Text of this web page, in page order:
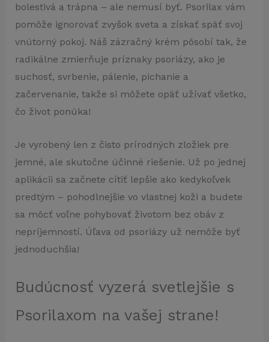
bolestivá a trápna – ale nemusí byť. Psorilax vám
pomôže ignorovať zvyšok sveta a získať späť svoj
vnútorný pokoj. Náš zázračný krém pôsobí tak, že
radikálne zmierňuje príznaky psoriázy, ako je
suchosť, svrbenie, pálenie, pichanie a
začervenanie, takže si môžete opäť užívať všetko,
čo život ponúka!
Je vyrobený len z čisto prírodných zložiek pre
jemné, ale skutočne účinné riešenie. Už po jednej
aplikácii sa začnete cítiť lepšie ako kedykoľvek
predtým – pohodlnejšie vo vlastnej koži a budete
sa môcť voľne pohybovať životom bez obáv z
nepríjemností. Úľava od psoriázy už nemôže byť
jednoduchšia!
Budúcnosť vyzerá svetlejšie s
Psorilaxom na vašej strane!